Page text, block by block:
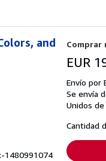
and
1480991074
Comprar
EUR
Envío por
Se envía
Unidos
Cantidad